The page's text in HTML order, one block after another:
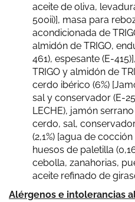
Lola Mayor García-Zarco
Riquísimas, me han gustado
boletus, sin dejar de
de puerro confitado,
recomendables.
Tariq Bermúdez Khan
Buenas señores, Hice un
aceite de oliva,
500ii)], masa para
acondicionada de
almidón de TRIGO,
461), espesante (E-
TRIGO y almidón de
cerdo ibérico (6%)
sal y conservador (E-
LECHE), jamón
cerdo, sal,
(2,1%) [agua de
huesos de paletilla
cebolla, zanahorias,
aceite refinado de
Alérgenos e intolerancias